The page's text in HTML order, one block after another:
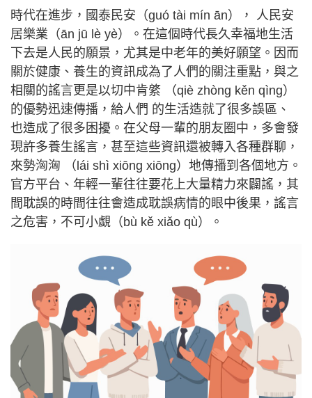
時代在進步，國泰民安（guó tài mín ān）， 人民安
居樂業（ān jū lè yè）。在這個時代長久幸福地生活
下去是人民的願景，尤其是中老年的美好願望。因而
關於健康、養生的資訊成為了人們的關注重點，與之
相關的謠言更是以切中肯綮 （qiè zhòng kěn qìng）
的優勢迅速傳播，給人們 的生活造就了很多誤區、
也造成了很多困擾。在父母一輩的朋友圈中，多會發
現許多養生謠言，甚至這些資訊還被轉入各種群聊，
來勢洶洶 （lái shì xiōng xiōng）地傳播到各個地方。
官方平台、年輕一輩往往要花上大量精力來闢謠，其
間耽誤的時間往往會造成耽誤病情的眼中後果，謠言
之危害，不可小覷（bù kě xiǎo qù）。